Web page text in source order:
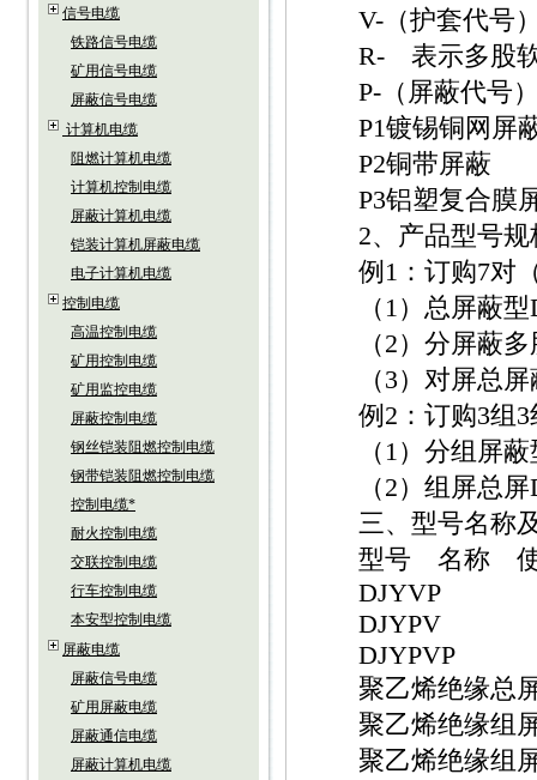
信号电缆
铁路信号电缆
矿用信号电缆
屏蔽信号电缆
计算机电缆
阻燃计算机电缆
计算机控制电缆
屏蔽计算机电缆
铠装计算机屏蔽电缆
电子计算机电缆
控制电缆
高温控制电缆
矿用控制电缆
矿用监控电缆
屏蔽控制电缆
钢丝铠装阻燃控制电缆
钢带铠装阻燃控制电缆
控制电缆*
耐火控制电缆
交联控制电缆
行车控制电缆
本安型控制电缆
屏蔽电缆
屏蔽信号电缆
矿用屏蔽电缆
屏蔽通信电缆
屏蔽计算机电缆
V-（护套代号）
R- 表示多股软
P-（屏蔽代号）
P1镀锡铜网屏
P2铜带屏蔽
P3铝塑复合膜
2、产品型号规
例1：订购7对（
（1）总屏蔽型
（2）分屏蔽多
（3）对屏总屏
例2：订购3组3
（1）分组屏蔽
（2）组屏总屏
三、型号名称
型号 名称 使
DJYVP
DJYPV
DJYPVP
聚乙烯绝缘总屏
聚乙烯绝缘组屏
聚乙烯绝缘组